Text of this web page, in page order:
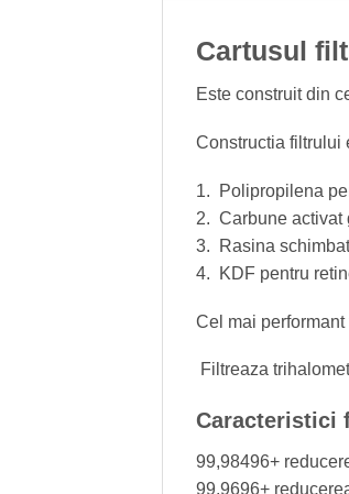
Cartusul
Este construit din
Constructia filtrului
1. Polipropilena
2. Carbune activat
3. Rasina
4. KDF pentru
Cel mai
Filtreaza
Caracteristici
99,98496+
99,9696+